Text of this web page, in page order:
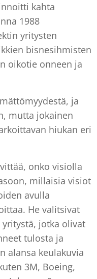
kahta
1988
yritysten
bisnesihmisten
oikotie onneen ja
ja
mutta jokainen
hiukan eri
onko visiolla
millaisia visiot
avulla
He valitsivat
jotka olivat
tulosta ja
alansa keulakuvia
3M, Boeing,